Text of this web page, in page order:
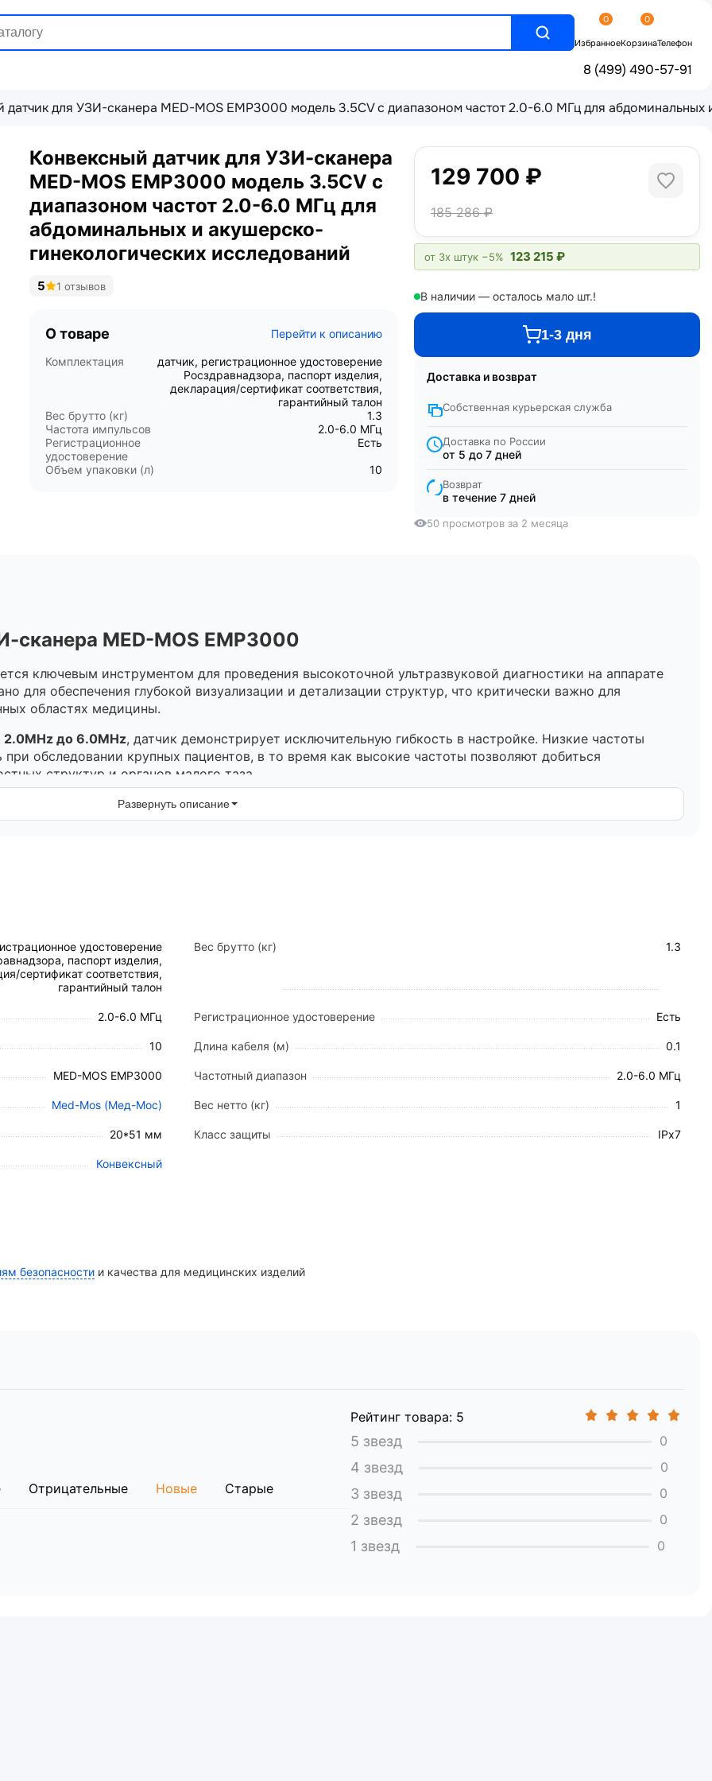
0
Избранное
0
КорзинаТелефон
8 (499) 490-57-91
датчик для УЗИ-сканера MED-MOS EMP3000 модель 3.5CV с диапазоном частот 2.0-6.0 МГц для
Конвексный датчик для УЗИ-сканера
MED-MOS EMP3000 модель 3.5CV с
диапазоном частот 2.0-6.0 МГц для
абдоминальных и акушерско-
гинекологических исследований
5 1 отзывов
О товаре Перейти к описанию
Комплектация
датчик, регистрационное удостоверение
Росздравнадзора, паспорт изделия,
декларация/сертификат соответствия,
гарантийный талон
Вес брутто (кг)
1.3
Частота импульсов
2.0-6.0 МГц
Регистрационное
удостоверение
Есть
Объем упаковки (л)
10
129 700 ₽
185 286 ₽
от 3х штук −5% 123 215 ₽
В наличии — осталось мало шт.!
1-3 дня
Доставка и возврат
Собственная курьерская служба
Доставка по России
от 5 до 7 дней
Возврат
в течение 7 дней
50 просмотров за 2 месяца
сканера MED-MOS ЕМР3000
ключевым инструментом для проведения высокоточной ультразвуковой диагностики на аппарате
для обеспечения глубокой визуализации и детализации структур, что критически важно для
областях медицины.
2.0MHz до 6.0MHz, датчик демонстрирует исключительную гибкость в настройке. Низкие частоты
обследовании крупных пациентов, в то время как высокие частоты позволяют добиться
структур и органов малого таза.
диагностика в рамках возможностей конвексного сканирования.
и долговечность оборудования при регулярной дезинфекции.
погружение в жидкость).
Развернуть описание
удостоверение
паспорт изделия,
сертификат соответствия,
гарантийный талон
Вес брутто (кг) 1.3
2.0-6.0 МГц Регистрационное удостоверение Есть
10 Длина кабеля (м) 0.1
MED-MOS EMP3000 Частотный диапазон 2.0-6.0 МГц
Med-Mos (Мед-Мос) Вес нетто (кг) 1
20*51 мм Класс защиты IPx7
Конвексный
безопасности и качества для медицинских изделий
Отрицательные Новые Старые
Рейтинг товара: 5
5 звезд 0
4 звезд 0
3 звезд 0
2 звезд 0
1 звезд 0